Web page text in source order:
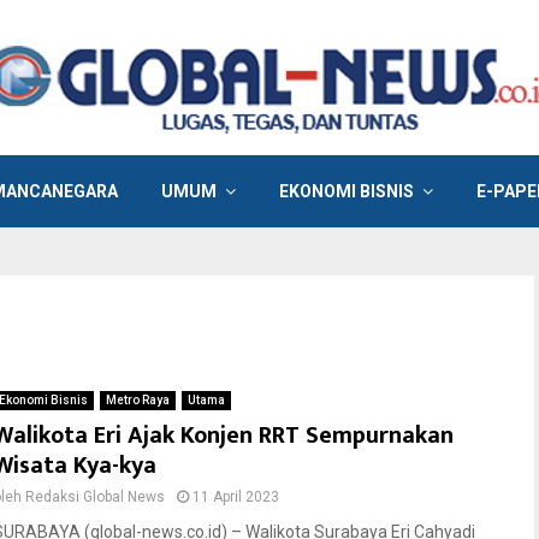
UMUM EKONOMI BISNIS E-
Ekonomi Bisnis Metro Raya Utama
Eri Ajak Konjen RRT Sempurnakan
Kya-kya
Redaksi Global News 11 April 2023
(global-news.co.id) – Walikota Surabaya Eri Cahyadi